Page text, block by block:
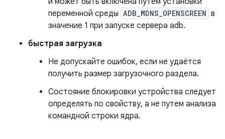
переменной среды ADB_MDNS_OPENSCREEN в
значение 1 при запуске сервера adb.
быстрая загрузка
Не допускайте ошибок, если не удаётся
получить размер загрузочного раздела.
Состояние блокировки устройства следует
определять по свойству, а не путем анализа
командной строки ядра.